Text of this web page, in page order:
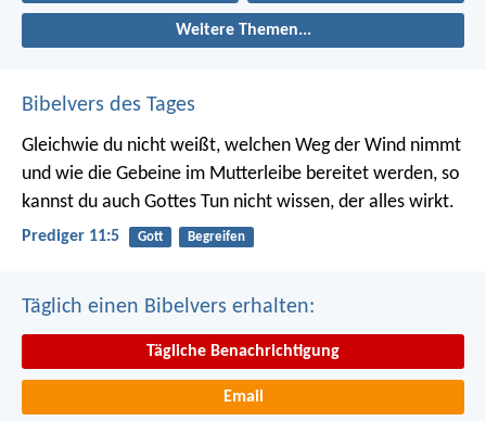
Weitere Themen...
Bibelvers des Tages
Gleichwie du nicht weißt, welchen Weg der Wind nimmt
und wie die Gebeine im Mutterleibe bereitet werden, so
kannst du auch Gottes Tun nicht wissen, der alles wirkt.
Prediger 11:5 Gott Begreifen
Täglich einen Bibelvers erhalten:
Tägliche Benachrichtigung
Email